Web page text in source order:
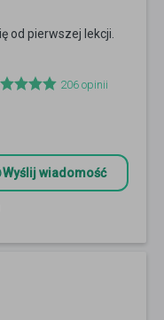
od pierwszej lekcji.
206 opinii
Wyślij wiadomość